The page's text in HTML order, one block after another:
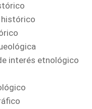
interés etnológico